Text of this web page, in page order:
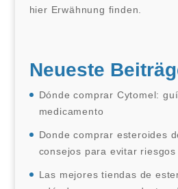
hier Erwähnung finden.
Neueste
Dónde comprar Cytomel:
medicamento
Donde comprar esteroides
consejos para evitar riesgos
Las mejores tiendas de